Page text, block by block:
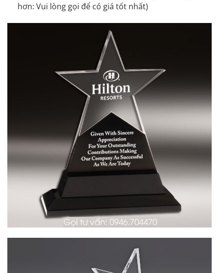
hơn: Vui lòng gọi để có giá tốt nhất)